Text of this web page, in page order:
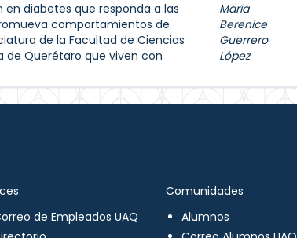
diabetes que responda a las
comportamientos de
de la Facultad de Ciencias
de Querétaro que viven con
María
Berenice
Guerrero
López
de Empleados UAQ
Comunidades
Alumnos